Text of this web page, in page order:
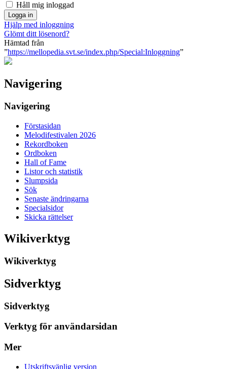
Håll mig inloggad
Logga in
Hjälp med inloggning
Glömt ditt lösenord?
Hämtad från
”https://mellopedia.svt.se/index.php/Special:Inloggning”
Navigering
Navigering
Förstasidan
Melodifestivalen 2026
Rekordboken
Ordboken
Hall of Fame
Listor och statistik
Slumpsida
Sök
Senaste ändringarna
Specialsidor
Skicka rättelser
Wikiverktyg
Wikiverktyg
Sidverktyg
Sidverktyg
Verktyg för användarsidan
Mer
Utskriftsvänlig version